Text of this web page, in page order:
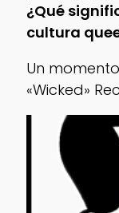
¿Qué
cultura
Un
«Wicked»